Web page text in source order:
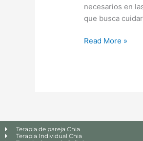
necesarios en
que busca
Read More »
Terapia de pareja Chia
Terapia Individual Chia